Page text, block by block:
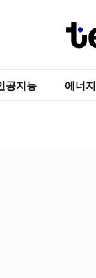
공지능 에너지